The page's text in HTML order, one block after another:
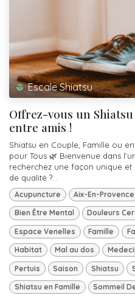
Escale Shiatsu
Offrez-vous un
entre amis !
Shiatsu en Couple, Famille ou
pour Tous 🌿 Bienvenue dans
recherchez une façon unique
de qualité ?...
Acupuncture Aix-En-Provence
Bien Être Mental Douleurs
Espace Venelles Famille
Habitat Mal au dos
Pertuis Saison Shiatsu
Shiatsu en Famille Sommeil